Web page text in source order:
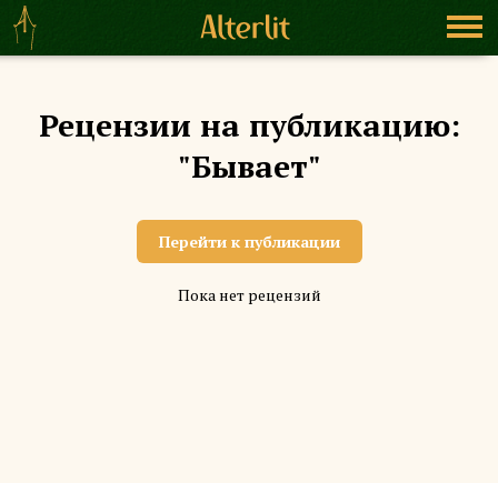
Рецензии на публикацию:
"Бывает"
Перейти к публикации
Пока нет рецензий